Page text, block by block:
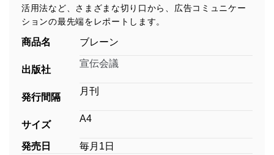
活用法など、さまざまな切り口から、広告コミュニケー
ションの最先端をレポートします。
商品名 ブレーン
出版社
宣伝会議
発行間隔
月刊
サイズ
A4
発売日
毎月1日